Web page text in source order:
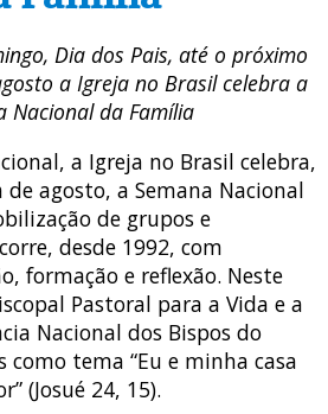
Dia dos Pais, até o próximo
a Igreja no Brasil celebra a
Nacional da Família
a Igreja no Brasil celebra,
agosto, a Semana Nacional
de grupos e
desde 1992, com
formação e reflexão. Neste
Pastoral para a Vida e a
Nacional dos Bispos do
como tema “Eu e minha casa
(Josué 24, 15).